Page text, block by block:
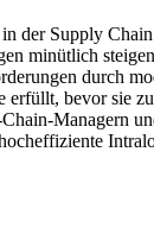
der Supply
minütlich
durch
erfüllt, bevor sie
Managern